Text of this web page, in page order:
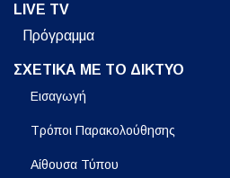
LIVE TV
Πρόγραμμα
ΣΧΕΤΙΚΑ ΜΕ ΤΟ ΔΙΚΤΥΟ
Εισαγωγή
Τρόποι Παρακολούθησης
Αίθουσα Τύπου